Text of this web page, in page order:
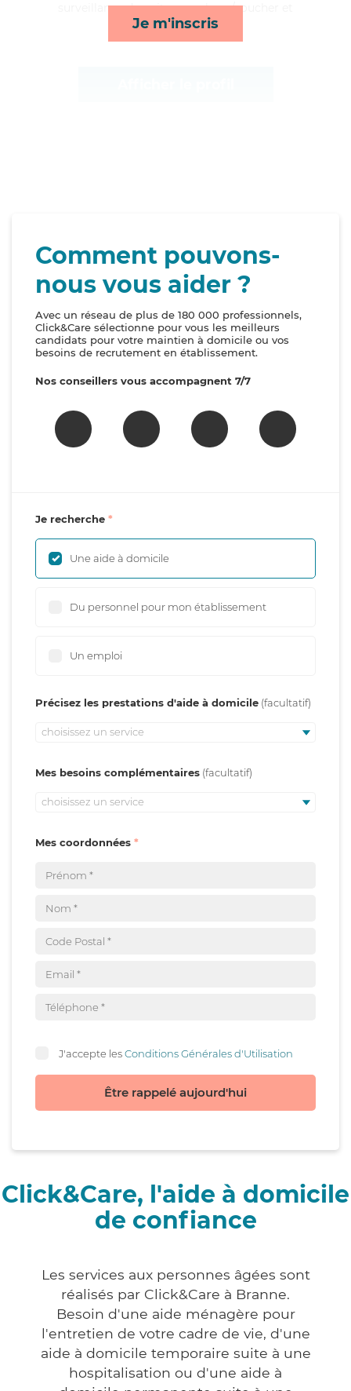
Je m'inscris
surveillance de nuit, repas, lever/coucher et
toilette/habillage*
Comment pouvons-
nous vous aider ?
Avec un réseau de plus de 180 000 professionnels,
Click&Care sélectionne pour vous les meilleurs
candidats pour votre maintien à domicile ou vos
besoins de recrutement en établissement.
Nos conseillers vous accompagnent 7/7
Je recherche
Une aide à domicile
Du personnel pour mon établissement
Un emploi
Précisez les prestations d'aide à domicile
choisissez un service
Mes besoins complémentaires
choisissez un service
Mes coordonnées
J'accepte lesConditions Générales d'Utilisation
Être rappelé aujourd'hui
Click&Care, l'aide à domicile
de confiance
Les services aux personnes âgées sont
réalisés par Click&Care à Branne.
Besoin d'une aide ménagère pour
l'entretien de votre cadre de vie, d'une
aide à domicile temporaire suite à une
hospitalisation ou d'une aide à